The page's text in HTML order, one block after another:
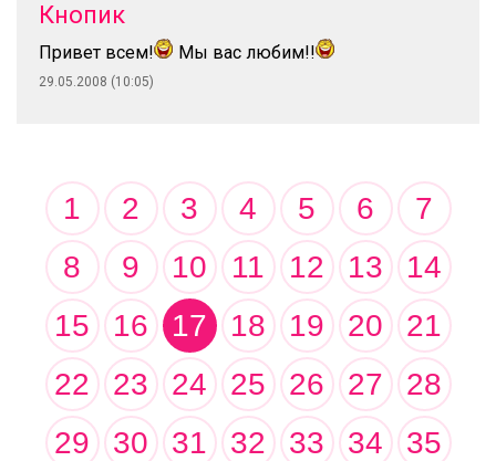
Кнопик
Привет всем! Мы вас любим!!
29.05.2008 (10:05)
1 2 3 4 5 6
7
8
9 10 11 12 13
14
15
16 17 18 19 20
21
22
23 24 25 26 27
28
29
30 31 32 33 34
35